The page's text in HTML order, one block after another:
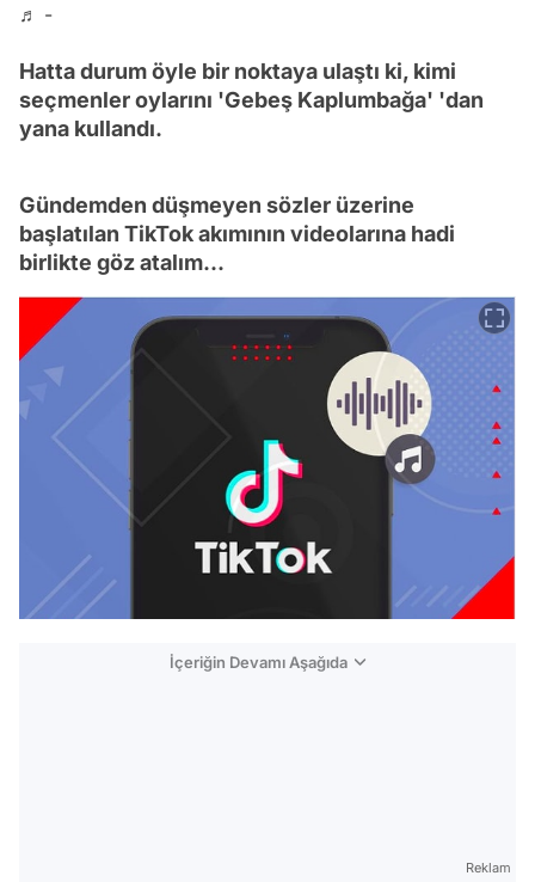
♬ -
Hatta durum öyle bir noktaya ulaştı ki, kimi
seçmenler oylarını 'Gebeş Kaplumbağa' 'dan
yana kullandı.
Gündemden düşmeyen sözler üzerine
başlatılan TikTok akımının videolarına hadi
birlikte göz atalım...
İçeriğin Devamı Aşağıda
Reklam